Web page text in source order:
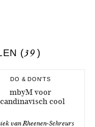
(39 )
DO & DON'TS
mbyM voor
cool
van Rheenen-Schreurs